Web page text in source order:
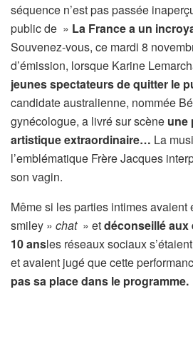
séquence n’est pas passée
public de » La France a un
Souvenez-vous, ce mardi 8
d’émission, lorsque Karine
jeunes spectateurs de quitter le
candidate australienne, nommée
gynécologue, a livré sur scène une
artistique extraordinaire… La
l’emblématique Frère Jacques
son vagin.
Même si les parties intimes avaient
smiley » chat» etdéconseillé aux
10 ansles réseaux sociaux
et avaient jugé que cette
pas sa place dans le programme.